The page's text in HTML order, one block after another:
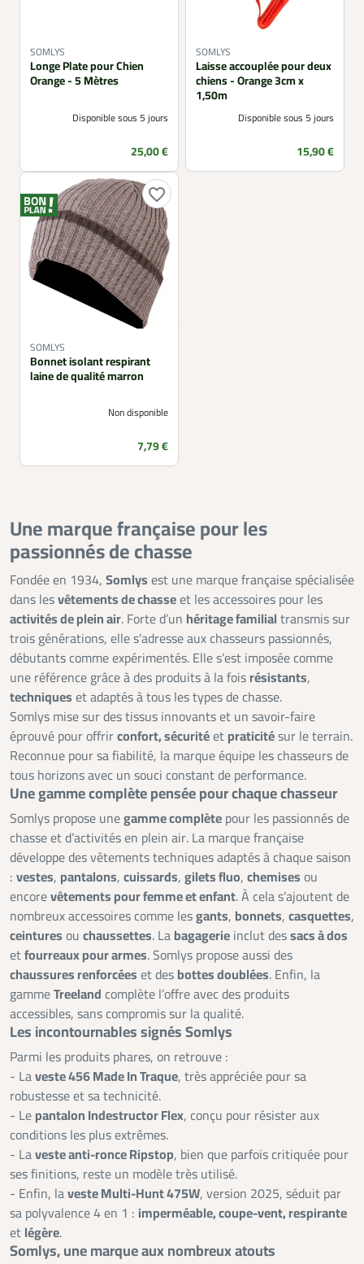
SOMLYS
Longe Plate pour Chien
Orange - 5 Mètres
Disponible sous 5 jours
Prix
25,00 €
SOMLYS
Laisse accouplée pour deux
chiens - Orange 3cm x
1,50m
Disponible sous 5 jours
Prix
15,90 €
favorite_border
SOMLYS
Bonnet isolant respirant
laine de qualité marron
Non disponible
Prix
7,79 €
Une marque française pour les
passionnés de chasse
Fondée en 1934, Somlys est une marque française spécialisée
dans lesvêtements de chasseet les accessoires pour les
activités de plein air. Forte d’un héritage familial transmis sur
trois générations, elle s’adresse aux chasseurs passionnés,
débutants comme expérimentés. Elle s’est imposée comme
une référence grâce à des produits à la fois résistants,
techniques et adaptés à tous les types de chasse.
Somlys mise sur des tissus innovants et un savoir-faire
éprouvé pour offrirconfort, sécuritéet praticitésur le terrain.
Reconnue pour sa fiabilité, la marque équipe les chasseurs de
tous horizons avec un souci constant de performance.
Une gamme complète pensée pour chaque chasseur
Somlys propose unegamme complète pour les passionnés de
chasse et d’activités en plein air. La marque française
développe des vêtements techniques adaptés à chaque saison
: vestes, pantalons, cuissards, gilets fluo, chemises ou
encorevêtements pour femme et enfant. À cela s’ajoutent de
nombreux accessoires comme lesgants, bonnets, casquettes,
ceintures ou chaussettes. La bagagerie inclut dessacs à dos
etfourreaux pour armes. Somlys propose aussi des
chaussures renforcées et des bottes doublées. Enfin, la
gammeTreeland complète l’offre avec des produits
accessibles, sans compromis sur la qualité.
Les incontournables signés Somlys
Parmi les produits phares, on retrouve :
- Laveste 456 Made In Traque, très appréciée pour sa
robustesse et sa technicité.
- Le pantalon Indestructor Flex, conçu pour résister aux
conditions les plus extrêmes.
- Laveste anti-ronce Ripstop, bien que parfois critiquée pour
ses finitions, reste un modèle très utilisé.
- Enfin, laveste Multi-Hunt 475W, version 2025, séduit par
sa polyvalence 4 en 1 : imperméable, coupe-vent, respirante
et légère.
Somlys, une marque aux nombreux atouts